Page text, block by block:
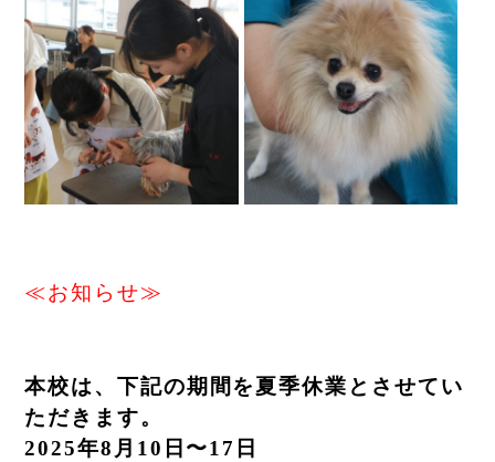
≪お知らせ≫
本校は、下記の期間を夏季休業とさせてい
ただきます。
2025年8月10 日〜17 日